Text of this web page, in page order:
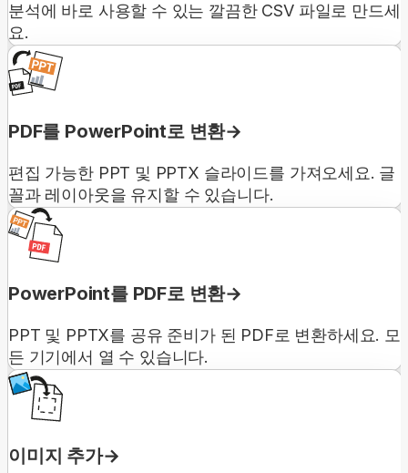
분석에 바로 사용할 수 있는 깔끔한 CSV 파일로 만드세
요.
PDF를 PowerPoint로 변환
편집 가능한 PPT 및 PPTX 슬라이드를 가져오세요. 글
꼴과 레이아웃을 유지할 수 있습니다.
PowerPoint를 PDF로 변환
PPT 및 PPTX를 공유 준비가 된 PDF로 변환하세요. 모
든 기기에서 열 수 있습니다.
이미지 추가